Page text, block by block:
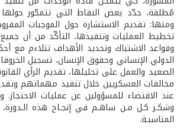
مُطلقة، حدّد بعض النقاط التي تتمحّور
ومنها: تقديم الاستشارة حول الموجبات
تخطيط العمليات وتنفيذها، التأكّد من أن
وقواعد الاشتباك وتحديد الأهداف تتلاءم مع
الدولي الإنساني وحقوق الإنسان، تسجيل
الصعيد والعمل على تحليلها، تقديم الرأي
مخالفات العسكريين خلال تنفيذ مهماتهم
عند الاقتضاء للمسؤولين عن عمليات الاحتجاز.
وشكـر كـل مـن ساهـم في إنجـاح هذه
المناسبـة.